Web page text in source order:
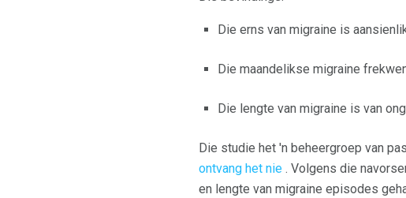
Die erns van migraine is
Die maandelikse migraine
Die lengte van migraine is van
Die studie het 'n beheergroep van
ontvang het nie . Volgens die
en lengte van migraine episodes